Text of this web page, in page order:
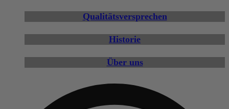
Qualitätsversprechen
Historie
Über uns